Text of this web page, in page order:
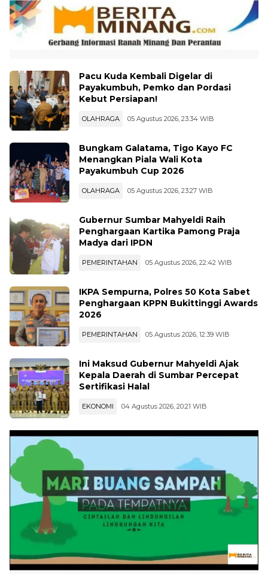
Pacu Kuda Kembali Digelar di
Payakumbuh, Pemko dan Pordasi
Kebut Persiapan!
OLAHRAGA 05 Agustus 2026, 23:34 WIB
Bungkam Galatama, Tigo Kayo FC
Menangkan Piala Wali Kota
Payakumbuh Cup 2026
OLAHRAGA 05 Agustus 2026, 23:27 WIB
Gubernur Sumbar Mahyeldi Raih
Penghargaan Kartika Pamong Praja
Madya dari IPDN
PEMERINTAHAN 05 Agustus 2026, 22:42 WIB
IKPA Sempurna, Polres 50 Kota Sabet
Penghargaan KPPN Bukittinggi Awards
2026
PEMERINTAHAN 05 Agustus 2026, 12:39 WIB
Ini Maksud Gubernur Mahyeldi Ajak
Kepala Daerah di Sumbar Percepat
Sertifikasi Halal
EKONOMI 04 Agustus 2026, 20:21 WIB